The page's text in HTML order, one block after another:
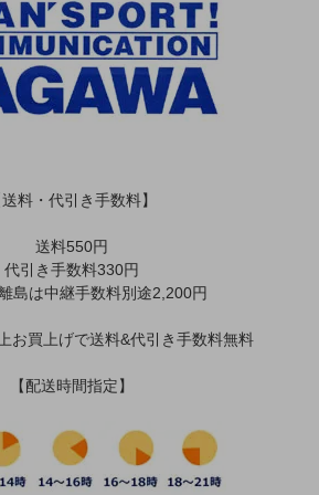
送料・代引き手数料】
送料550円
代引き手数料330円
島は中継手数料別途2,200円
お買上げで送料&代引き手数料無料
【配送時間指定】